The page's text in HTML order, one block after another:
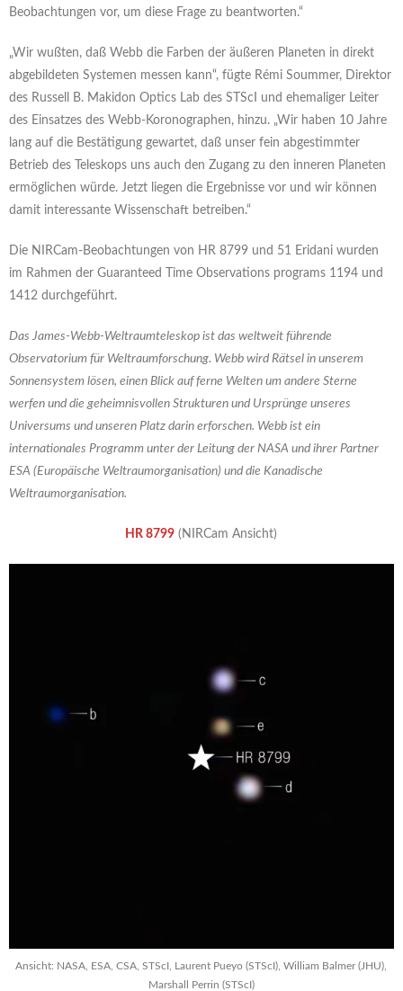
Beobachtungen vor, um diese Frage zu beantworten.“
„Wir wußten, daß Webb die Farben der äußeren Planeten in direkt
abgebildeten Systemen messen kann“, fügte Rémi Soummer, Direktor
des Russell B. Makidon Optics Lab des STScI und ehemaliger Leiter
des Einsatzes des Webb-Koronographen, hinzu. „Wir haben 10 Jahre
lang auf die Bestätigung gewartet, daß unser fein abgestimmter
Betrieb des Teleskops uns auch den Zugang zu den inneren Planeten
ermöglichen würde. Jetzt liegen die Ergebnisse vor und wir können
damit interessante Wissenschaft betreiben.“
Die NIRCam-Beobachtungen von HR 8799 und 51 Eridani wurden
im Rahmen der Guaranteed Time Observations programs 1194 und
1412 durchgeführt.
Das James-Webb-Weltraumteleskop ist das weltweit führende
Observatorium für Weltraumforschung. Webb wird Rätsel in unserem
Sonnensystem lösen, einen Blick auf ferne Welten um andere Sterne
werfen und die geheimnisvollen Strukturen und Ursprünge unseres
Universums und unseren Platz darin erforschen. Webb ist ein
internationales Programm unter der Leitung der NASA und ihrer Partner
ESA (Europäische Weltraumorganisation) und die Kanadische
Weltraumorganisation.
HR 8799 (NIRCam Ansicht)
Ansicht: NASA, ESA, CSA, STScI, Laurent Pueyo (STScI), William Balmer (JHU),
Marshall Perrin (STScI)